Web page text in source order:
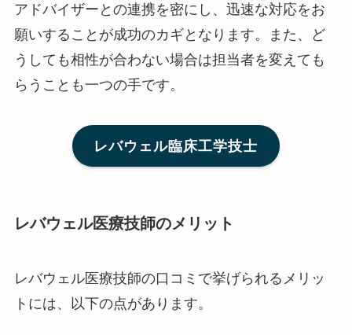
アドバイザーとの連携を密にし、迅速な対応をお
願いすることが成功のカギとなります。また、ど
うしても相性が合わない場合は担当者を変えても
らうことも一つの手です。
レバウェル臨床工学技士
レバウェル医療技師のメリット
レバウェル医療技師の口コミで挙げられるメリッ
トには、以下の点があります。